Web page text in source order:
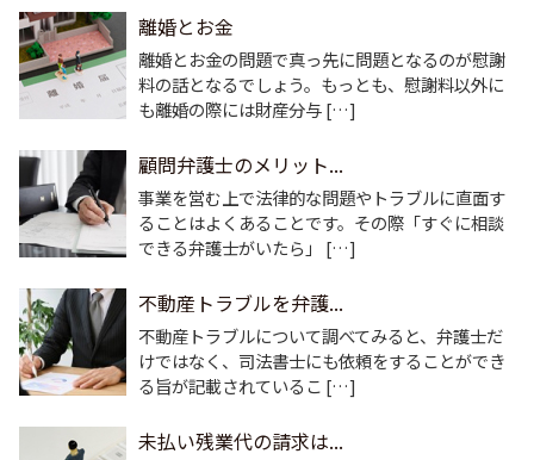
離婚とお金
離婚とお金の問題で真っ先に問題となるのが慰謝
料の話となるでしょう。もっとも、慰謝料以外に
も離婚の際には財産分与 […]
顧問弁護士のメリット...
事業を営む上で法律的な問題やトラブルに直面す
ることはよくあることです。その際「すぐに相談
できる弁護士がいたら」 […]
不動産トラブルを弁護...
不動産トラブルについて調べてみると、弁護士だ
けではなく、司法書士にも依頼をすることができ
る旨が記載されているこ […]
未払い残業代の請求は...